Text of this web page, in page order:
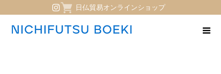
日仏貿易オンラインショップ